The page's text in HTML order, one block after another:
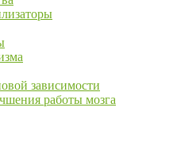
зависимости
работы мозга